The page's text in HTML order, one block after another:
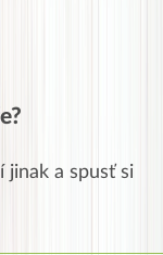
jinak a spusť si